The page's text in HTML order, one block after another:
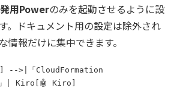
用Powerのみを起動させるように設
。ドキュメント用の設定は除外され
情報だけに集中できます。
-->|「CloudFormation
」| Kiro[🤖 Kiro]